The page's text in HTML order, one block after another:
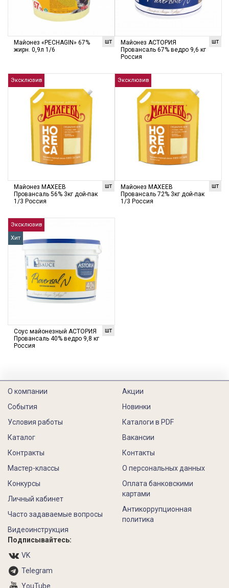
шт
Майонез «PECHAGIN» 67%
жирн. 0,9л 1/6
шт
Майонез АСТОРИЯ
Провансаль 67% ведро 9,6 кг
Россия
Эксклюзив
шт
Майонез МАХЕЕВ
Провансаль 56% 3кг дой-пак
1/3 Россия
Эксклюзив
шт
Майонез МАХЕЕВ
Провансаль 72% 3кг дой-пак
1/3 Россия
Эксклюзив
Хит
шт
Соус майонезный АСТОРИЯ
Провансаль 40% ведро 9,8 кг
Россия
О компании
События
Условия работы
Каталог
Контракты
Акции
Новинки
Каталоги в PDF
Вакансии
Контакты
Мастер-классы
Конкурсы
Личный кабинет
Часто задаваемые вопросы
Видеоинструкция
О персональных данных
Оплата банковскими
картами
Антикоррупционная
политика
Подписывайтесь:
VK
Telegram
YouTube